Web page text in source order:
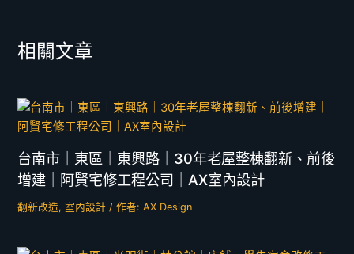
相關文章
台南市｜東區｜東興路｜30年老屋整棟翻新、前後
增建｜阿賢宅修工程公司｜AX室內設計
翻新改造,室內設計 / 作者:AX Design